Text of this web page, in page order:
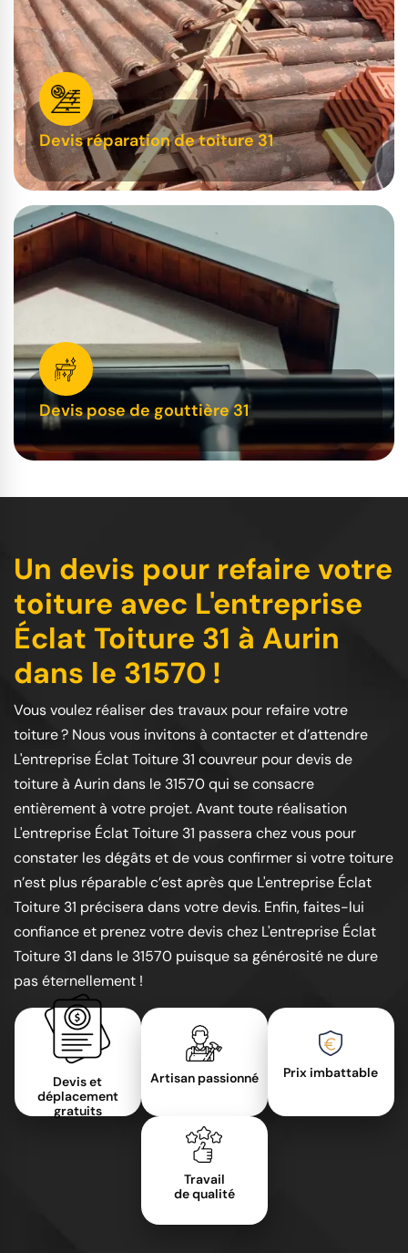
Devis réparation de toiture 31
Devis pose de gouttière 31
Un devis pour refaire votre
toiture avec L'entreprise
Éclat Toiture 31 à Aurin
dans le 31570 !
Vous voulez réaliser des travaux pour refaire votre
toiture ? Nous vous invitons à contacter et d’attendre
L'entreprise Éclat Toiture 31 couvreur pour devis de
toiture à Aurin dans le 31570 qui se consacre
entièrement à votre projet. Avant toute réalisation
L'entreprise Éclat Toiture 31 passera chez vous pour
constater les dégâts et de vous confirmer si votre toiture
n’est plus réparable c’est après que L'entreprise Éclat
Toiture 31 précisera dans votre devis. Enfin, faites-lui
confiance et prenez votre devis chez L'entreprise Éclat
Toiture 31 dans le 31570 puisque sa générosité ne dure
pas éternellement !
Devis et
déplacement
gratuits
Artisan passionné Prix imbattable
Travail
de qualité